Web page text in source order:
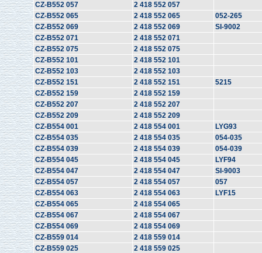
CZ-B552 057
2 418 552 057
CZ-B552 065
2 418 552 065
052-265
CZ-B552 069
2 418 552 069
SI-9002
CZ-B552 071
2 418 552 071
CZ-B552 075
2 418 552 075
CZ-B552 101
2 418 552 101
CZ-B552 103
2 418 552 103
CZ-B552 151
2 418 552 151
5215
CZ-B552 159
2 418 552 159
CZ-B552 207
2 418 552 207
CZ-B552 209
2 418 552 209
CZ-B554 001
2 418 554 001
LYG93
CZ-B554 035
2 418 554 035
054-035
CZ-B554 039
2 418 554 039
054-039
CZ-B554 045
2 418 554 045
LYF94
CZ-B554 047
2 418 554 047
SI-9003
CZ-B554 057
2 418 554 057
057
CZ-B554 063
2 418 554 063
LYF15
CZ-B554 065
2 418 554 065
CZ-B554 067
2 418 554 067
CZ-B554 069
2 418 554 069
CZ-B559 014
2 418 559 014
CZ-B559 025
2 418 559 025